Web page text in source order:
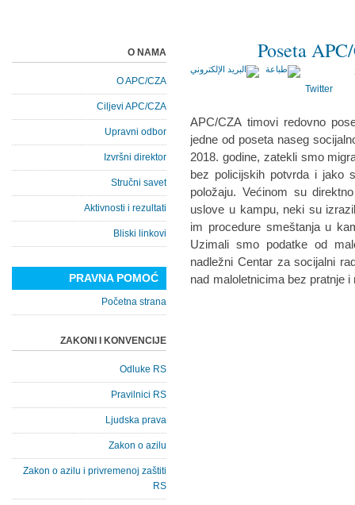
Poseta
Twitter
APC/CZA timovi redovno
jedne od poseta naseg
2018. godine, zatekli smo
bez policijskih potvrda i jako
položaju. Većinom su
uslove u kampu, neki su
im procedure smeštanja u
Uzimali smo podatke od
nadležni Centar za socijalni
nad maloletnicima bez pratnje
O NAMA
O APC/CZA
Ciljevi APC/CZA
Upravni odbor
Izvršni direktor
Stručni savet
Aktivnosti i rezultati
Bliski linkovi
PRAVNA POMOĆ
Početna strana
ZAKONI I KONVENCIJE
Odluke RS
Pravilnici RS
Ljudska prava
Zakon o azilu
Zakon o azilu i privremenoj zaštiti
RS